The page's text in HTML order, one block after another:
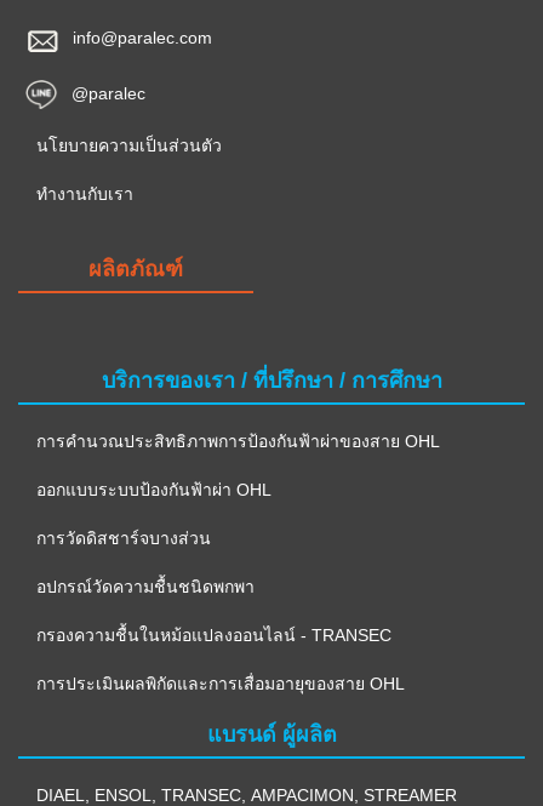
info@paralec.com
@paralec
นโยบายความเป็นส่วนตัว
ทำงานกับเรา
ผลิตภัณฑ์
บริการของเรา / ที่ปรึกษา / การศึกษา
การคำนวณประสิทธิภาพการป้องกันฟ้าผ่าของสาย OHL
ออกแบบระบบป้องกันฟ้าผ่า OHL
การวัดดิสชาร์จบางส่วน
อปกรณ์วัดความชื้นชนิดพกพา
กรองความชื้นในหม้อแปลงออนไลน์ - TRANSEC
การประเมินผลพิกัดและการเสื่อมอายุของสาย OHL
แบรนด์ ผู้ผลิต
DIAEL ENSOL TRANSEC AMPACIMON STREAMER